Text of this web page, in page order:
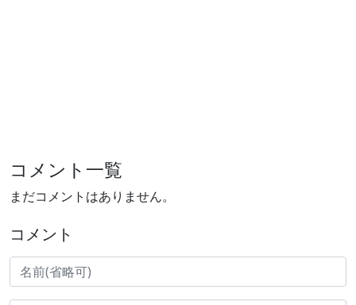
コメント一覧
まだコメントはありません。
コメント